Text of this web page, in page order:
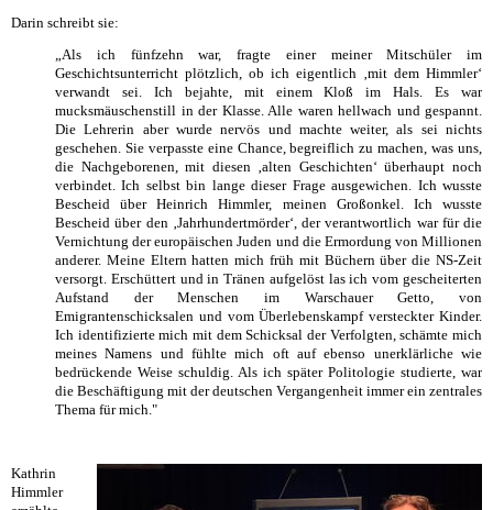
Darin schreibt sie:
„Als ich fünfzehn war, fragte einer meiner Mitschüler im
Geschichtsunterricht plötzlich, ob ich eigentlich ‚mit dem Himmler‘
verwandt sei. Ich bejahte, mit einem Kloß im Hals. Es war
mucksmäuschenstill in der Klasse. Alle waren hellwach und gespannt.
Die Lehrerin aber wurde nervös und machte weiter, als sei nichts
geschehen. Sie verpasste eine Chance, begreiflich zu machen, was uns,
die Nachgeborenen, mit diesen ‚alten Geschichten‘ überhaupt noch
verbindet. Ich selbst bin lange dieser Frage ausgewichen. Ich wusste
Bescheid über Heinrich Himmler, meinen Großonkel. Ich wusste
Bescheid über den ‚Jahrhundertmörder‘, der verantwortlich war für die
Vernichtung der europäischen Juden und die Ermordung von Millionen
anderer. Meine Eltern hatten mich früh mit Büchern über die NS-Zeit
versorgt. Erschüttert und in Tränen aufgelöst las ich vom gescheiterten
Aufstand der Menschen im Warschauer Getto, von
Emigrantenschicksalen und vom Überlebenskampf versteckter Kinder.
Ich identifizierte mich mit dem Schicksal der Verfolgten, schämte mich
meines Namens und fühlte mich oft auf ebenso unerklärliche wie
bedrückende Weise schuldig. Als ich später Politologie studierte, war
die Beschäftigung mit der deutschen Vergangenheit immer ein zentrales
Thema für mich."
Kathrin
Himmler